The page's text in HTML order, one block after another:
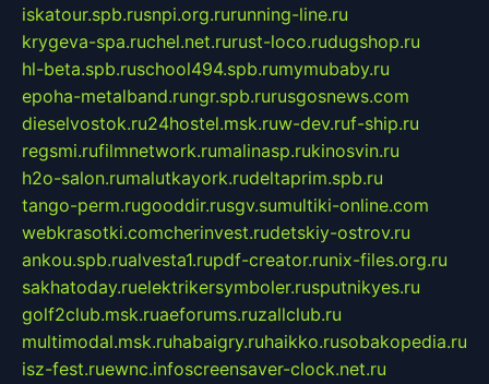
iskatour.spb.rusnpi.org.rurunning-line.ru
krygeva-spa.ruchel.net.rurust-loco.rudugshop.ru
hl-beta.spb.ruschool494.spb.rumymubaby.ru
epoha-metalband.rungr.spb.rurusgosnews.com
dieselvostok.ru24hostel.msk.ruw-dev.ruf-ship.ru
regsmi.rufilmnetwork.rumalinasp.rukinosvin.ru
h2o-salon.rumalutkayork.rudeltaprim.spb.ru
tango-perm.rugooddir.rusgv.sumultiki-online.com
webkrasotki.comcherinvest.rudetskiy-ostrov.ru
ankou.spb.rualvesta1.rupdf-creator.runix-files.org.ru
sakhatoday.ruelektrikersymboler.rusputnikyes.ru
golf2club.msk.ruaeforums.ruzallclub.ru
multimodal.msk.ruhabaigry.ruhaikko.rusobakopedia.ru
isz-fest.ruewnc.infoscreensaver-clock.net.ru